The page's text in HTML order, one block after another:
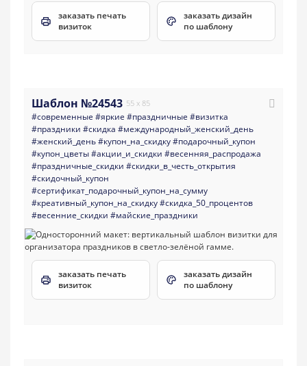
заказать печать
визиток
заказать дизайн
по шаблону
Шаблон №24543 55 x 85
#современные #яркие #праздничные #визитка
#праздники #скидка #международный_женский_день
#женский_день#купон_на_скидку#подарочный_купон
#купон_цветы#акции_и_скидки #весенняя_распродажа
#праздничные_скидки #скидки_в_честь_открытия
#скидочный_купон
#сертификат_подарочный_купон_на_сумму
#креативный_купон_на_скидку#скидка_50_процентов
#весенние_скидки #майские_праздники
заказать печать
визиток
заказать дизайн
по шаблону